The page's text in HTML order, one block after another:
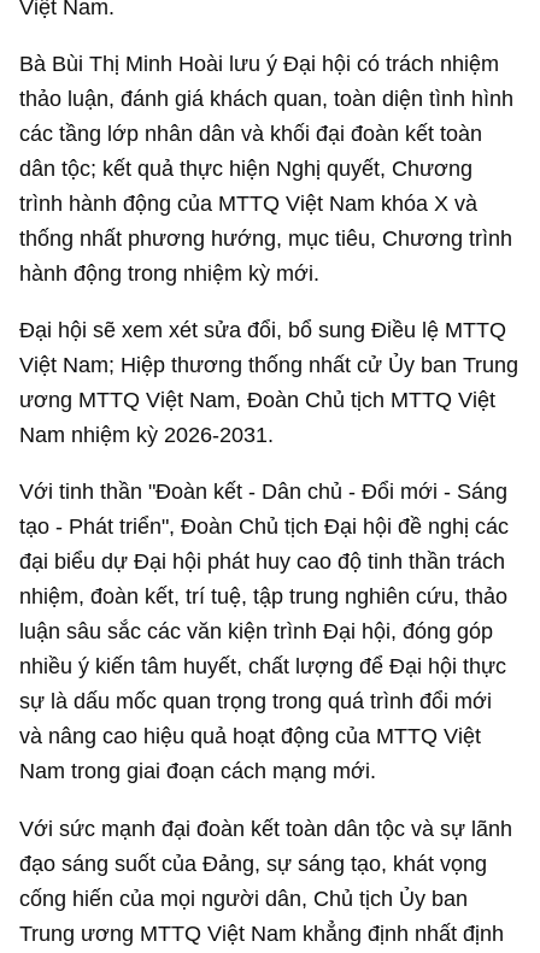
Việt Nam.
Bà Bùi Thị Minh Hoài lưu ý Đại hội có trách nhiệm
thảo luận, đánh giá khách quan, toàn diện tình hình
các tầng lớp nhân dân và khối đại đoàn kết toàn
dân tộc; kết quả thực hiện Nghị quyết, Chương
trình hành động của MTTQ Việt Nam khóa X và
thống nhất phương hướng, mục tiêu, Chương trình
hành động trong nhiệm kỳ mới.
Đại hội sẽ xem xét sửa đổi, bổ sung Điều lệ MTTQ
Việt Nam; Hiệp thương thống nhất cử Ủy ban Trung
ương MTTQ Việt Nam, Đoàn Chủ tịch MTTQ Việt
Nam nhiệm kỳ 2026-2031.
Với tinh thần "Đoàn kết - Dân chủ - Đổi mới - Sáng
tạo - Phát triển", Đoàn Chủ tịch Đại hội đề nghị các
đại biểu dự Đại hội phát huy cao độ tinh thần trách
nhiệm, đoàn kết, trí tuệ, tập trung nghiên cứu, thảo
luận sâu sắc các văn kiện trình Đại hội, đóng góp
nhiều ý kiến tâm huyết, chất lượng để Đại hội thực
sự là dấu mốc quan trọng trong quá trình đổi mới
và nâng cao hiệu quả hoạt động của MTTQ Việt
Nam trong giai đoạn cách mạng mới.
Với sức mạnh đại đoàn kết toàn dân tộc và sự lãnh
đạo sáng suốt của Đảng, sự sáng tạo, khát vọng
cống hiến của mọi người dân, Chủ tịch Ủy ban
Trung ương MTTQ Việt Nam khẳng định nhất định